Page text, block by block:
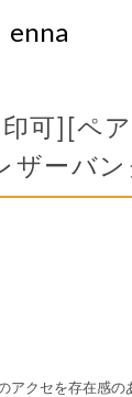
enna
可][ペ
ザーバ
アクセを存在感の